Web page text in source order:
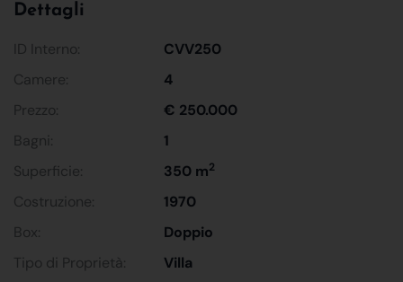
Dettagli
ID Interno:
CVV250
Camere:
4
Prezzo:
€ 250.000
Bagni:
1
Superficie:
350 m2
Costruzione:
1970
Box:
Doppio
Tipo di Proprietà:
Villa